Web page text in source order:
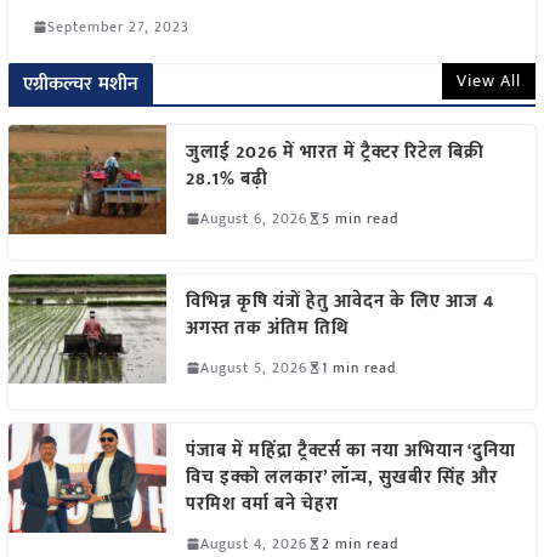
September 27, 2023
एग्रीकल्चर मशीन View All
जुलाई 2026 में भारत में ट्रैक्टर रिटेल बिक्री
28.1% बढ़ी
August 6, 2026 5 min read
विभिन्न कृषि यंत्रों हेतु आवेदन के लिए आज 4
अगस्त तक अंतिम तिथि
August 5, 2026 1 min read
पंजाब में महिंद्रा ट्रैक्टर्स का नया अभियान ‘दुनिया
विच इक्को ललकार’ लॉन्च, सुखबीर सिंह और
परमिश वर्मा बने चेहरा
August 4, 2026 2 min read